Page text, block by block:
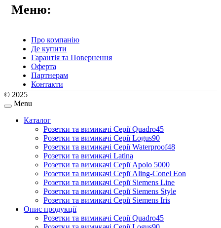
Меню:
Про компанію
Де купити
Гарантія та Повернення
Оферта
Партнерам
Контакти
© 2025
Menu
Каталог
Розетки та вимикачі Серії Quadro45
Розетки та вимикачі Серії Logus90
Розетки та вимикачі Серії Waterproof48
Розетки та вимикачі Latina
Розетки та вимикачі Серії Apolo 5000
Розетки та вимикачі Серії Aling-Conel Eon
Розетки та вимикачі Серії Siemens Line
Розетки та вимикачі Серії Siemens Style
Розетки та вимикачі Серії Siemens Iris
Опис продукції
Розетки та вимикачі Серії Quadro45